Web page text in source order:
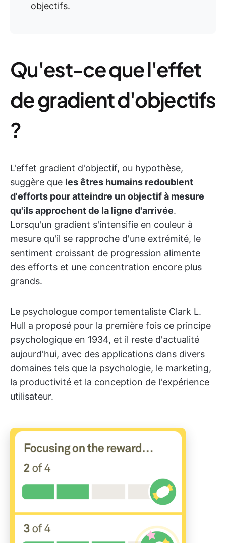
objectifs.
Qu'est-ce que l'effet
de gradient d'objectifs
?
L'effet gradient d'objectif, ou hypothèse,
suggère que les êtres humains redoublent
d'efforts pour atteindre un objectif à mesure
qu'ils approchent de la ligne d'arrivée.
Lorsqu'un gradient s'intensifie en couleur à
mesure qu'il se rapproche d'une extrémité, le
sentiment croissant de progression alimente
des efforts et une concentration encore plus
grands.
Le psychologue comportementaliste Clark L.
Hull a proposé pour la première fois ce principe
psychologique en 1934, et il reste d'actualité
aujourd'hui, avec des applications dans divers
domaines tels que la psychologie, le marketing,
la productivité et la conception de l'expérience
utilisateur.